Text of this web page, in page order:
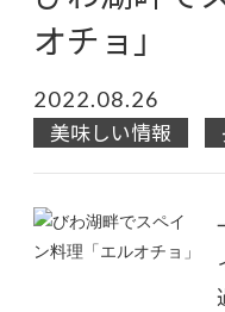
オチョ」
2022.08.26
美味しい情報